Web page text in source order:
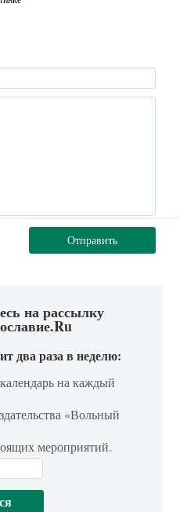
Отправить
на рассылку
два раза в неделю:
на каждый
«Вольный
мероприятий.